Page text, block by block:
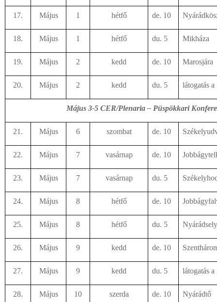
17. Május 1 hétfő de. 10
18. Május 1 hétfő du. 5 Mikháza
19. Május 2 kedd de. 10 Marosjára
20. Május 2 kedd du. 5 látogatás
Május 3-5 CER/Plenaria – Püspökkari
21. Május 6 szombat de. 10
22. Május 7 vasárnap de. 10
23. Május 7 vasárnap du. 5
24. Május 8 hétfő de. 10
25. Május 8 hétfő du. 5
26. Május 9 kedd de. 10
27. Május 9 kedd du. 5 látogatás
28. Május 10 szerda de. 10 Nyárádtő